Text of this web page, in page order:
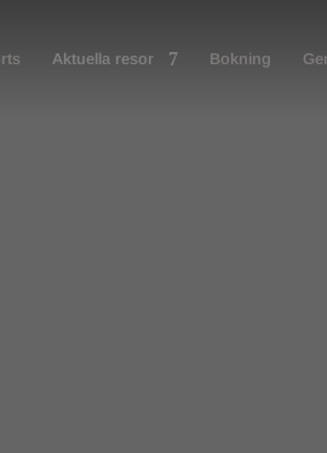
Aktuella resor Bokning